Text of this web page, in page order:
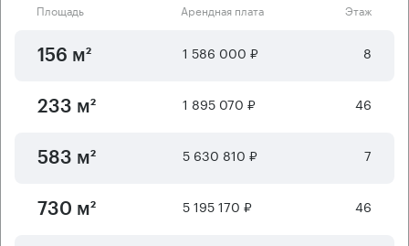
Площадь Арендная плата Этаж
156 м² 1 586 000 ₽ 8
233 м² 1 895 070 ₽ 46
583 м² 5 630 810 ₽ 7
730 м² 5 195 170 ₽ 46